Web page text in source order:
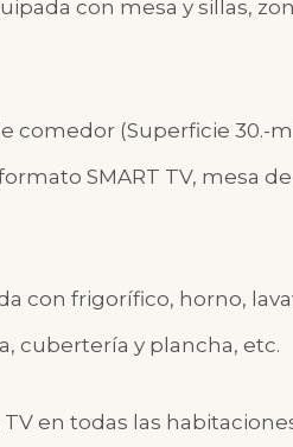
con mesa y sillas,
comedor (Superficie 30.-
SMART TV, mesa
con frigorífico, horno,
cubertería y plancha, etc.
en todas las